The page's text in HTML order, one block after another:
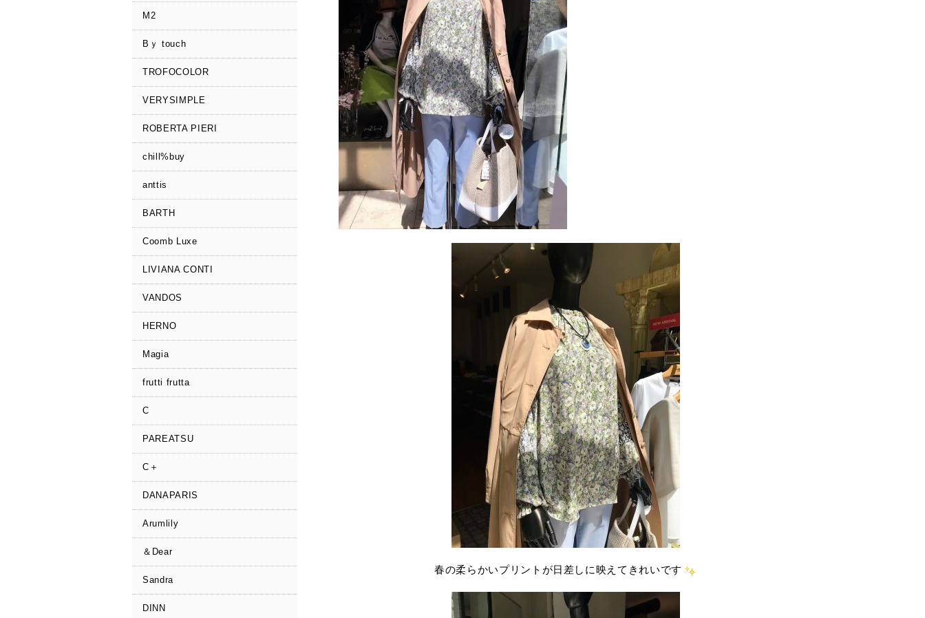
M2
Bｙ touch
TROFOCOLOR
VERYSIMPLE
ROBERTA PIERI
chill%buy
anttis
BARTH
Coomb Luxe
LIVIANA CONTI
VANDOS
HERNO
Magia
frutti frutta
C
PAREATSU
C＋
DANAPARIS
Arumlily
＆Dear
Sandra
DINN
春の柔らかいプリントが日差しに映えてきれいです